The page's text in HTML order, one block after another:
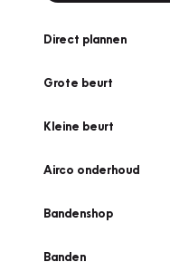
Direct plannen
Grote beurt
Kleine beurt
Airco onderhoud
Bandenshop
Banden